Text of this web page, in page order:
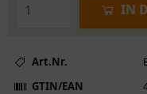
IN
Art.Nr.
GTIN/EAN